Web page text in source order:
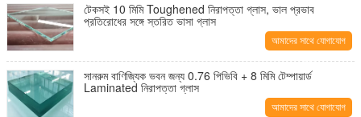
টেকসই 10 মিমি Toughened নিরাপত্তা গ্লাস, ভাল প্রভাব
প্রতিরোধের সঙ্গে স্তরিত ভাসা গ্লাস
আমাদের সাথে যোগাযোগ
করুন
সানরুম বাণিজ্যিক ভবন জন্য 0.76 পিভিবি + 8 মিমি টেম্পায়ার্ড
Laminated নিরাপত্তা গ্লাস
আমাদের সাথে যোগাযোগ